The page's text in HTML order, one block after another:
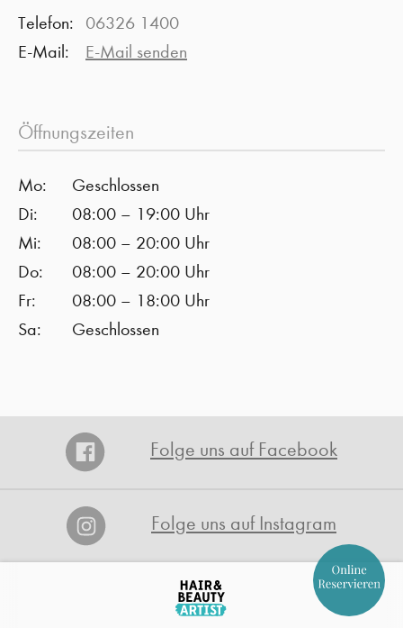
Telefon:
06326 1400
E-Mail:
E-Mail senden
Öffnungszeiten
Mo:
Geschlossen
Di:
08:00 – 19:00 Uhr
Mi:
08:00 – 20:00 Uhr
Do:
08:00 – 20:00 Uhr
Fr:
08:00 – 18:00 Uhr
Sa:
Geschlossen
Folge uns auf Facebook
Folge uns auf Instagram